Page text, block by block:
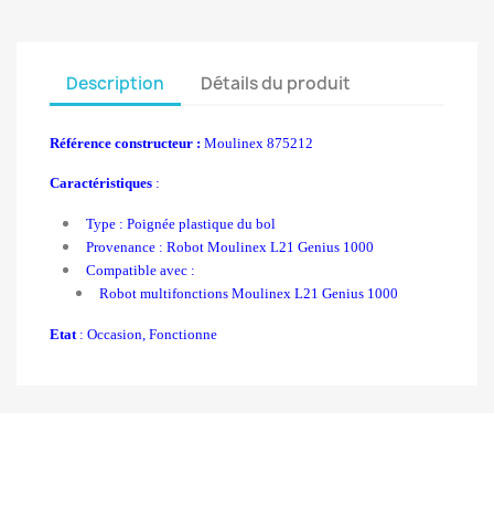
Description Détails du produit
Référence constructeur : Moulinex 875212
Caractéristiques :
Type : Poignée plastique du bol
Provenance : Robot Moulinex L21 Genius 1000
Compatible avec :
Robot multifonctions Moulinex L21 Genius 1000
Etat: Occasion, Fonctionne